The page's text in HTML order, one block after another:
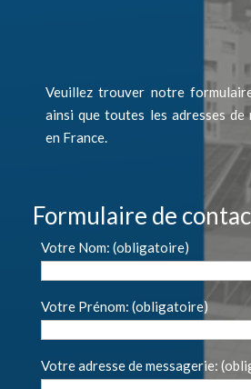
Veuillez trouver notre
ainsi que toutes les adresses de
en France.
Formulaire de
Votre Nom: (obligatoire)
Votre Prénom: (obligatoire)
Votre adresse de messagerie: